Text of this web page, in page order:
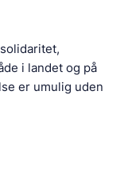
i landet og på
er umulig uden